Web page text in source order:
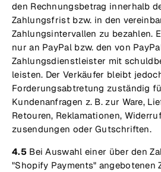
den Rechnungsbetrag innerhalb
Zahlungsfrist bzw. in den
Zahlungsintervallen zu bezahlen.
nur an PayPal bzw. den von
Zahlungsdienstleister mit
leisten. Der Verkäufer bleibt
Forderungsabtretung zuständig
Kundenanfragen z. B. zur Ware,
Retouren, Reklamationen,
zusendungen oder Gutschriften.
4.5Bei Auswahl einer über den
"Shopify Payments" angebotenen